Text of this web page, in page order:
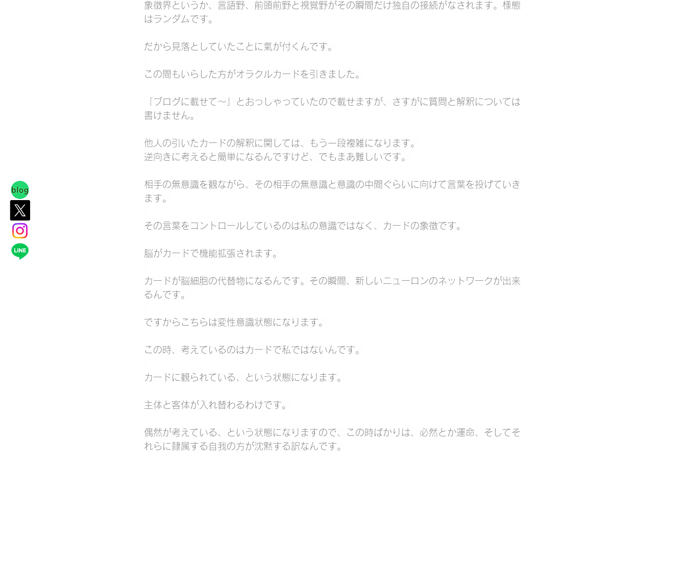
象徴界というか、言語野、前頭前野と視覚野がその瞬間だけ独自の接続がなされます。様態
はランダムです。
だから見落としていたことに氣が付くんです。
この間もいらした方がオラクルカードを引きました。
「ブログに載せて～」とおっしゃっていたので載せますが、さすがに質問と解釈については
書けません。
他人の引いたカードの解釈に関しては、もう一段複雑になります。
逆向きに考えると簡単になるんですけど、でもまあ難しいです。
相手の無意識を観ながら、その相手の無意識と意識の中間ぐらいに向けて言葉を投げていき
ます。
その言葉をコントロールしているのは私の意識ではなく、カードの象徴です。
脳がカードで機能拡張されます。
カードが脳細胞の代替物になるんです。その瞬間、新しいニューロンのネットワークが出来
るんです。
ですからこちらは変性意識状態になります。
この時、考えているのはカードで私ではないんです。
カードに観られている、という状態になります。
主体と客体が入れ替わるわけです。
偶然が考えている、という状態になりますので、この時ばかりは、必然とか運命、そしてそ
れらに隷属する自我の方が沈黙する訳なんです。